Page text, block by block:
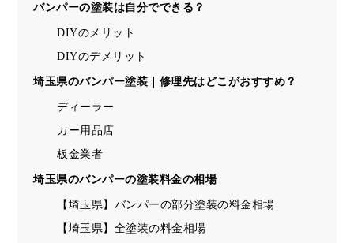
バンパーの塗装は自分でできる？
DIYのメリット
DIYのデメリット
埼玉県のバンパー塗装｜修理先はどこがおすすめ？
ディーラー
カー用品店
板金業者
埼玉県のバンパーの塗装料金の相場
【埼玉県】バンパーの部分塗装の料金相場
【埼玉県】全塗装の料金相場